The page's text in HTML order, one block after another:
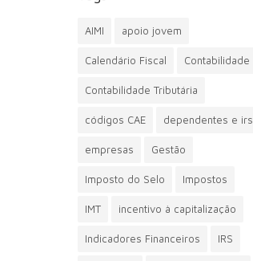
AIMI apoio jovem
Calendário Fiscal Contabilidade
Contabilidade Tributária
códigos CAE dependentes e irs
empresas Gestão
Imposto do Selo Impostos
IMT incentivo à capitalização
Indicadores Financeiros IRS